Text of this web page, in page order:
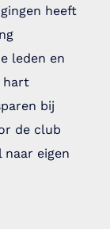
heeft
leden en
hart
bij
de club
naar eigen